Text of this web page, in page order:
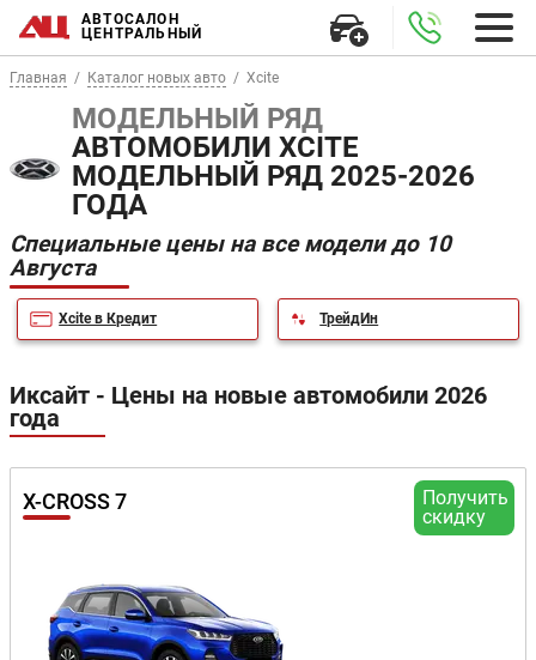
АВТОСАЛОН
ЦЕНТРАЛЬНЫЙ
Главная Каталог новых авто Xcite
МОДЕЛЬНЫЙ РЯД
АВТОМОБИЛИ XCITE
МОДЕЛЬНЫЙ РЯД 2025-2026
ГОДА
Специальные цены на все модели до 10
Августа
Xcite в Кредит ТрейдИн
Иксайт - Цены на новые автомобили 2026
года
Получить
скидку
X-CROSS 7